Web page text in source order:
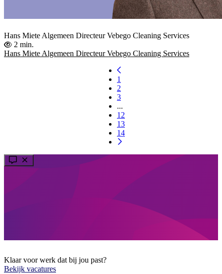
Hans Miete Algemeen Directeur Vebego Cleaning Services
2 min.
Hans Miete Algemeen Directeur Vebego Cleaning Services
1
2
3
...
12
13
14
Klaar voor werk dat bij jou past?
Bekijk vacatures